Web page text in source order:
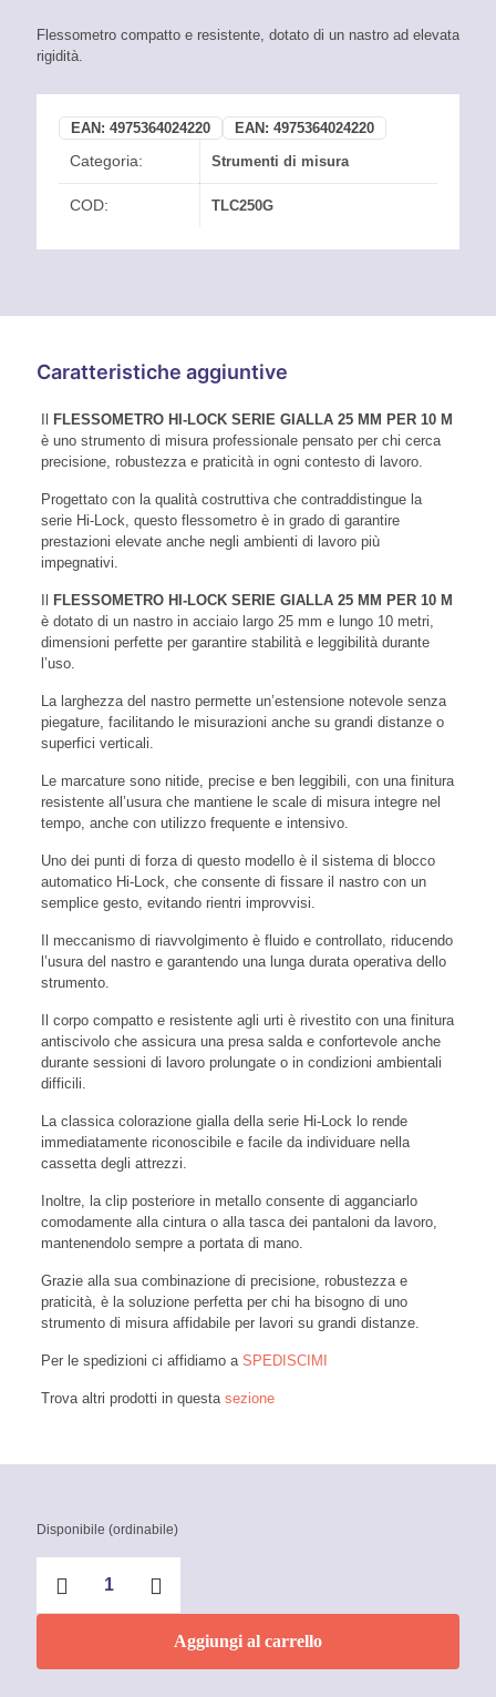
Flessometro compatto e resistente, dotato di un nastro ad elevata
rigidità.
EAN: 4975364024220 EAN: 4975364024220
Categoria: Strumenti di misura
COD: TLC250G
Caratteristiche aggiuntive
FLESSOMETRO HI-LOCK SERIE GIALLA 25 MM PER 10 M
è uno strumento di misura professionale pensato per chi cerca
precisione, robustezza e praticità in ogni contesto di lavoro.
Progettato con la qualità costruttiva che contraddistingue la
serie Hi-Lock, questo flessometro è in grado di garantire
prestazioni elevate anche negli ambienti di lavoro più
impegnativi.
FLESSOMETRO HI-LOCK SERIE GIALLA 25 MM PER 10 M
è dotato di un nastro in acciaio largo 25 mm e lungo 10 metri,
dimensioni perfette per garantire stabilità e leggibilità durante
l’uso.
La larghezza del nastro permette un’estensione notevole senza
piegature, facilitando le misurazioni anche su grandi distanze o
superfici verticali.
Le marcature sono nitide, precise e ben leggibili, con una finitura
resistente all’usura che mantiene le scale di misura integre nel
tempo, anche con utilizzo frequente e intensivo.
Uno dei punti di forza di questo modello è il sistema di blocco
automatico Hi-Lock, che consente di fissare il nastro con un
semplice gesto, evitando rientri improvvisi.
Il meccanismo di riavvolgimento è fluido e controllato, riducendo
l’usura del nastro e garantendo una lunga durata operativa dello
strumento.
Il corpo compatto e resistente agli urti è rivestito con una finitura
antiscivolo che assicura una presa salda e confortevole anche
durante sessioni di lavoro prolungate o in condizioni ambientali
difficili.
La classica colorazione gialla della serie Hi-Lock lo rende
immediatamente riconoscibile e facile da individuare nella
cassetta degli attrezzi.
Inoltre, la clip posteriore in metallo consente di agganciarlo
comodamente alla cintura o alla tasca dei pantaloni da lavoro,
mantenendolo sempre a portata di mano.
Grazie alla sua combinazione di precisione, robustezza e
praticità, è la soluzione perfetta per chi ha bisogno di uno
strumento di misura affidabile per lavori su grandi distanze.
Per le spedizioni ci affidiamo a SPEDISCIMI
Trova altri prodotti in questa sezione
Disponibile (ordinabile)
LOCK
25
Aggiungi al carrello